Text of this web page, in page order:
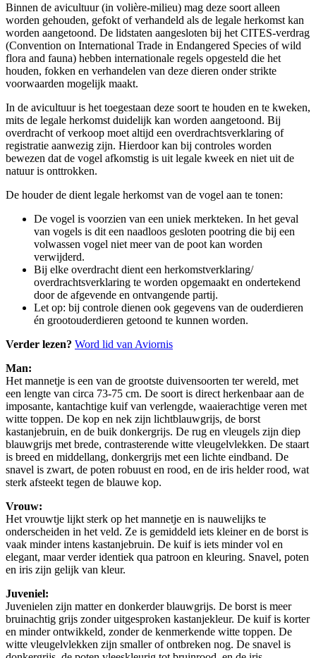
Binnen de avicultuur (in volière-milieu) mag deze soort alleen
worden gehouden, gefokt of verhandeld als de legale herkomst kan
worden aangetoond. De lidstaten aangesloten bij het CITES-verdrag
(Convention on International Trade in Endangered Species of wild
flora and fauna) hebben internationale regels opgesteld die het
houden, fokken en verhandelen van deze dieren onder strikte
voorwaarden mogelijk maakt.
In de avicultuur is het toegestaan deze soort te houden en te kweken,
mits de legale herkomst duidelijk kan worden aangetoond. Bij
overdracht of verkoop moet altijd een overdrachtsverklaring of
registratie aanwezig zijn. Hierdoor kan bij controles worden
bewezen dat de vogel afkomstig is uit legale kweek en niet uit de
natuur is onttrokken.
De houder de dient legale herkomst van de vogel aan te tonen:
De vogel is voorzien van een uniek merkteken. In het geval
van vogels is dit een naadloos gesloten pootring die bij een
volwassen vogel niet meer van de poot kan worden
verwijderd.
Bij elke overdracht dient een herkomstverklaring/
overdrachtsverklaring te worden opgemaakt en ondertekend
door de afgevende en ontvangende partij.
Let op: bij controle dienen ook gegevens van de ouderdieren
én grootouderdieren getoond te kunnen worden.
Verder lezen? Word lid van Aviornis
Man:
Het mannetje is een van de grootste duivensoorten ter wereld, met
een lengte van circa 73-75 cm. De soort is direct herkenbaar aan de
imposante, kantachtige kuif van verlengde, waaierachtige veren met
witte toppen. De kop en nek zijn lichtblauwgrijs, de borst
kastanjebruin, en de buik donkergrijs. De rug en vleugels zijn diep
blauwgrijs met brede, contrasterende witte vleugelvlekken. De staart
is breed en middellang, donkergrijs met een lichte eindband. De
snavel is zwart, de poten robuust en rood, en de iris helder rood, wat
sterk afsteekt tegen de blauwe kop.
Vrouw:
Het vrouwtje lijkt sterk op het mannetje en is nauwelijks te
onderscheiden in het veld. Ze is gemiddeld iets kleiner en de borst is
vaak minder intens kastanjebruin. De kuif is iets minder vol en
elegant, maar verder identiek qua patroon en kleuring. Snavel, poten
en iris zijn gelijk van kleur.
Juveniel:
Juvenielen zijn matter en donkerder blauwgrijs. De borst is meer
bruinachtig grijs zonder uitgesproken kastanjekleur. De kuif is korter
en minder ontwikkeld, zonder de kenmerkende witte toppen. De
witte vleugelvlekken zijn smaller of ontbreken nog. De snavel is